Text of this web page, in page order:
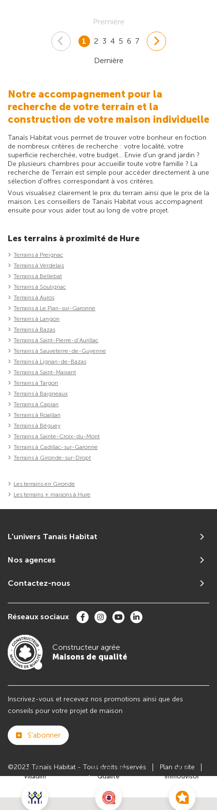
Club
Villadim
Maisons de
Qualité
Avis
Immodvisor
Première
1 2 3 4 5 6 7
Dernière
Notre accompagnement pour la
recherche de votre terrain et la
construction de votre maison individuelle
Tanaïs Habitat vous permet de trouver votre bonheur en foction
de nombreux critères de recherche : votre localité, votre
superficie recherchée, votre budget... Envie d'un grand jardin ?
De plusieurs chambres pour accueillir toute votre famille ? La
recherche de Terrain est simple pour accéder directement à une
sélection d'offres correspondant à vos critères.
Vous visualisez clairement le prix du terrain ainsi que le prix de la
maison. Les conseillers de Tanaïs Habitat vous accompagnent
ensuite pour vous aider tout au long de votre projet.
Les terrains à proximité de Hure
Terrains à Preignac
Terrains à Verdelais
Terrains à Bellebat
Terrains à Soulignac
Terrains à Auros
Terrains à Le Pian-sur-Garonne
Terrains à Langon
Terrains à Bazas
Terrains à Saint-Pierre-d'Aurillac
Terrains à Sauveterre-de-Guyenne
Terrains à Lignan-de-Bazas
Terrains à Saint-Maixant
Terrains à Targon
Terrains à Baigneaux
Terrains à Capian
Terrains à Roaillan
Terrains à Béguey
Terrains à Sainte-Croix-du-Mont
Terrains à Cadillac-sur-Garonne
Terrains à Gironde-sur-Dropt
Les terrains en Gironde
Les terrains + maisons à Hure
L'univers Tanais Habitat
Nos agences
Contactez-nous
Réseaux sociaux
Constructeur agrée
Maisons de qualité
Inscrivez-vous et recevez nos promotions ainsi que des
conseils pour votre projet de maison
S'abonner
©2023 Tanaïs Habitat - Tous droits réservés
Plan du site
Paramètres des cookies
Politiques de Confidentialités
Mentions légales
Recrutement
Le groupe VILLADIM